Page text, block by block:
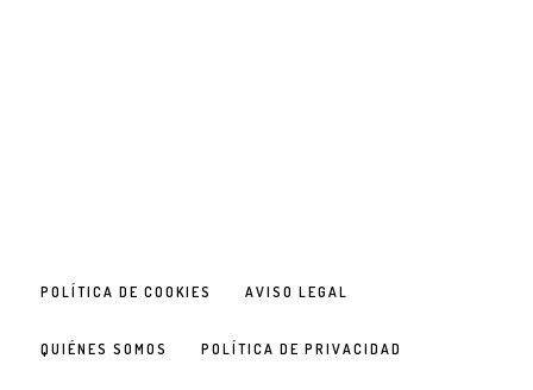
POLÍTICA DE COOKIES AVISO LEGAL
QUIÉNES SOMOS POLÍTICA DE PRIVACIDAD